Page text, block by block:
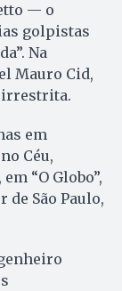
— o
golpistas
Na
Mauro Cid,
irrestrita.
em
Céu,
“O Globo”,
de São Paulo,